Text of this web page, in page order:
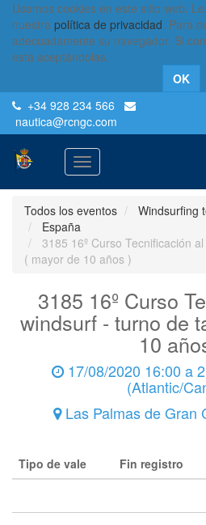
Usamos cookies en este sitio web.
nuestra política de privacidad. Para
adecuadamente su navegador. Si
está aceptándolas.
OK
+34 928 234 566
nautica@rcngc.com
Activar
navegación
Todos los eventos
Windsurfing
España
3185 16º Curso Tecnificación
( mayor de 10 años )
3185 16º Curso
windsurf - turno de
10
17/08/2020 16:00 a
(Atlantic/
Las Palmas de Gran
Tipo de vale Fin registro